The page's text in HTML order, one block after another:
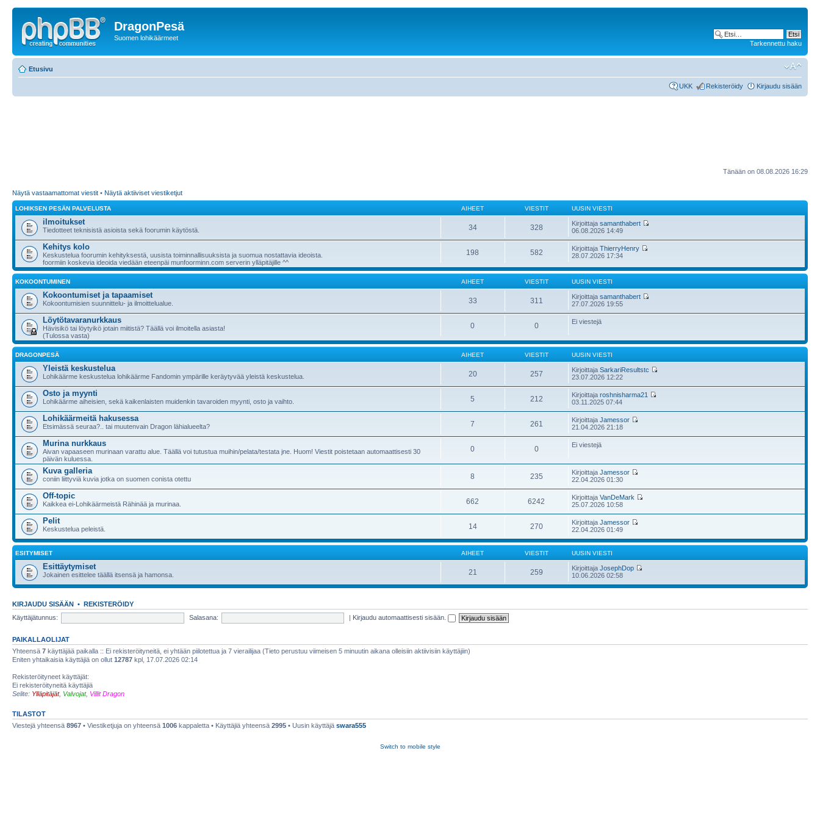
DragonPesä
Suomen lohikäärmeet
Tarkennettu haku
Etusivu
UKK Rekisteröidy Kirjaudu sisään
Tänään on 08.08.2026 16:29
Näytä vastaamattomat viestit • Näytä aktiiviset viestiketjut
LOHIKSEN PESÄN PALVELUSTA AIHEET VIESTIT UUSIN VIESTI
ilmoitukset
Tiedotteet teknisistä asioista sekä foorumin käytöstä. 34 328 Kirjoittajasamanthabert
06.08.2026 14:49
Kehitys kolo
Keskustelua foorumin kehityksestä, uusista toiminnallisuuksista ja suomua nostattavia ideoista.
foormiin koskevia ideoida viedään eteenpäi munfoorminn.com serverin ylläpitäjille ^^
198 582 KirjoittajaThierryHenry
28.07.2026 17:34
KOKOONTUMINEN AIHEET VIESTIT UUSIN VIESTI
Kokoontumiset ja tapaamiset
Kokoontumisien suunnittelu- ja ilmoittelualue. 33 311 Kirjoittajasamanthabert
27.07.2026 19:55
Löytötavaranurkkaus
Hävisikö tai löytyikö jotain miitistä? Täällä voi ilmoitella asiasta!
(Tulossa vasta)
0 0 Ei viestejä
DRAGONPESÄ AIHEET VIESTIT UUSIN VIESTI
Yleistä keskustelua
Lohikäärme keskustelua lohikäärme Fandomin ympärille keräytyvää yleistä keskustelua. 20 257 KirjoittajaSarkariResultstc
23.07.2026 12:22
Osto ja myynti
Lohikäärme aiheisien, sekä kaikenlaisten muidenkin tavaroiden myynti, osto ja vaihto. 5 212 Kirjoittajaroshnisharma21
03.11.2025 07:44
Lohikäärmeitä hakusessa
Etsimässä seuraa?.. tai muutenvain Dragon lähialueelta? 7 261 KirjoittajaJamessor
21.04.2026 21:18
Murina nurkkaus
Aivan vapaaseen murinaan varattu alue. Täällä voi tutustua muihin/pelata/testata jne. Huom! Viestit poistetaan automaattisesti 30
päivän kuluessa.
0 0 Ei viestejä
Kuva galleria
coniin liittyviä kuvia jotka on suomen conista otettu 8 235 KirjoittajaJamessor
22.04.2026 01:30
Off-topic
Kaikkea ei-Lohikäärmeistä Rähinää ja murinaa. 662 6242 KirjoittajaVanDeMark
25.07.2026 10:58
Pelit
Keskustelua peleistä. 14 270 KirjoittajaJamessor
22.04.2026 01:49
ESITYMISET AIHEET VIESTIT UUSIN VIESTI
Esittäytymiset
Jokainen esittelee täällä itsensä ja hamonsa. 21 259 KirjoittajaJosephDop
10.06.2026 02:58
KIRJAUDU SISÄÄN • REKISTERÖIDY
Käyttäjätunnus:
Salasana: | Kirjaudu automaattisesti sisään.
PAIKALLAOLIJAT
Yhteensä 7 käyttäjää paikalla :: Ei rekisteröityneitä, ei yhtään piilotettua ja 7 vierailijaa (Tieto perustuu viimeisen 5 minuutin aikana olleisiin aktiivisiin käyttäjiin)
Eniten yhtaikaisia käyttäjiä on ollut 12787 kpl, 17.07.2026 02:14
Rekisteröityneet käyttäjät:
Ei rekisteröityneitä käyttäjiä
Selite: Ylläpitäjät, Valvojat, Villit Dragon
TILASTOT
Viestejä yhteensä 8967 • Viestiketjuja on yhteensä 1006 kappaletta • Käyttäjiä yhteensä 2995 • Uusin käyttäjä swara555
Switch to mobile style